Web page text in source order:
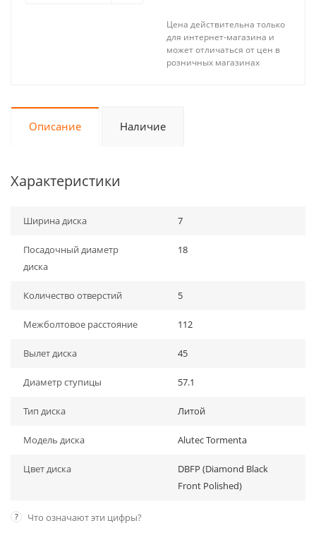
Цена действительна только
для интернет-магазина и
может отличаться от цен в
розничных магазинах
Описание Наличие
Характеристики
Ширина диска 7
Посадочный диаметр
диска
18
Количество отверстий 5
Межболтовое расстояние 112
Вылет диска 45
Диаметр ступицы 57.1
Тип диска Литой
Модель диска Alutec Tormenta
Цвет диска
DBFP (Diamond Black
Front Polished)
? Что означают эти цифры?